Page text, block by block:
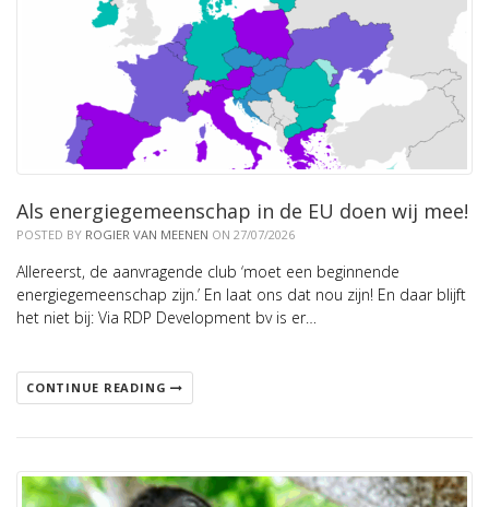
Als energiegemeenschap in de EU doen wij mee!
POSTED BY ROGIER VAN MEENEN ON 27/07/2026
Allereerst, de aanvragende club ‘moet een beginnende
energiegemeenschap zijn.’ En laat ons dat nou zijn! En daar blijft
het niet bij: Via RDP Development bv is er…
CONTINUE READING